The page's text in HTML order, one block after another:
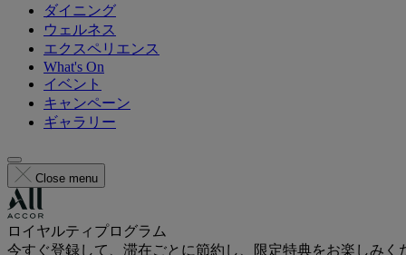
ダイニング
ウェルネス
エクスペリエンス
What's On
イベント
キャンペーン
ギャラリー
Close menu
ロイヤルティプログラム
今すぐ登録して、滞在ごとに節約し、限定特典をお楽しみく